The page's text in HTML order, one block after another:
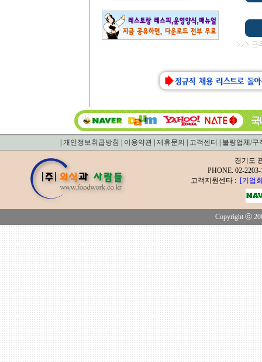
개인정보취급방침 이용약관 제휴문의 고객센터 불량업체/구
경기도
PHONE. 02-
고객지원센타 : [기업
Copyright ⓒ